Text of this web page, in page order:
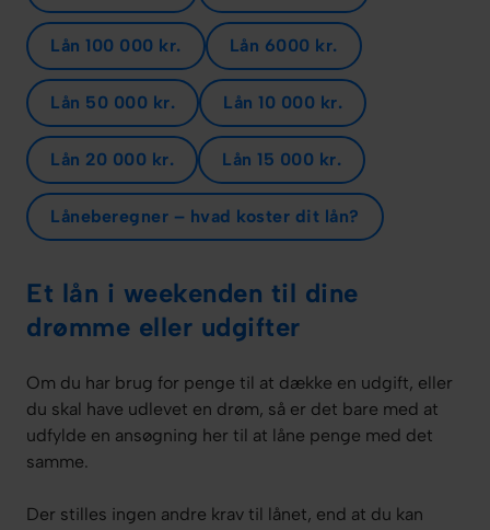
Lån 100 000 kr. Lån 6000 kr.
Lån 50 000 kr. Lån 10 000 kr.
Lån 20 000 kr. Lån 15 000 kr.
Låneberegner – hvad koster dit lån?
Et lån i weekenden til dine
drømme eller udgifter
Om du har brug for penge til at dække en udgift, eller
du skal have udlevet en drøm, så er det bare med at
udfylde en ansøgning her til at låne penge med det
samme.
Der stilles ingen andre krav til lånet, end at du kan